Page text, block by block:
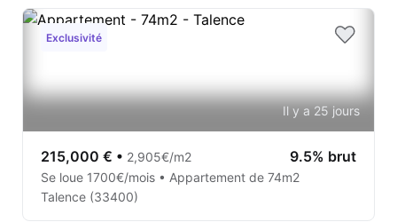
Exclusivité
Il y a 25 jours
215,000 € • 2,905€/m2 9.5% brut
Se loue 1700€/mois • Appartement de 74m2
Talence (33400)